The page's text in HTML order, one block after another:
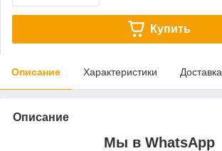
Купить
Описание Характеристики Доставка
Описание
Мы в WhatsApp